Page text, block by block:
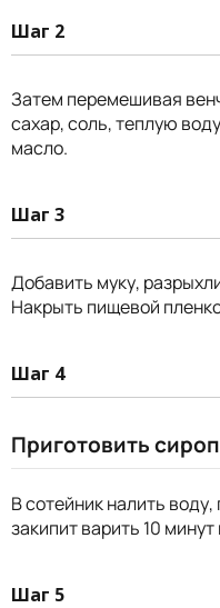
Шаг 2
Затем перемешивая
сахар, соль, теплую
масло.
Шаг 3
Добавить муку,
Накрыть пищевой
Шаг 4
Приготовить сироп
В сотейник налить
закипит варить 10
Шаг 5